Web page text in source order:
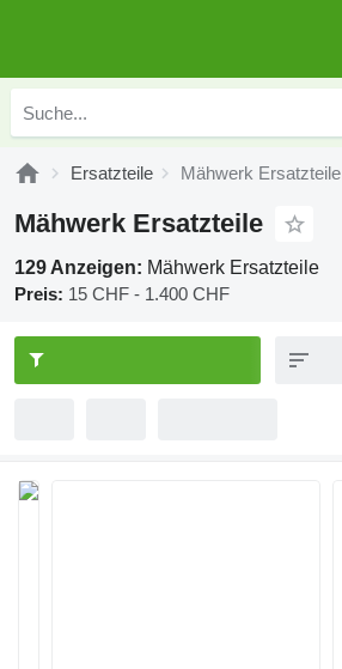
Ersatzteile Mähwerk Ersatzteile
Mähwerk Ersatzteile
129 Anzeigen: Mähwerk Ersatzteile
Preis: 15 CHF - 1.400 CHF